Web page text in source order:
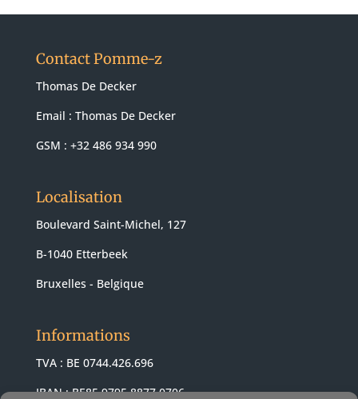
Contact Pomme-z
Thomas De Decker
Email : Thomas De Decker
GSM : +32 486 934 990
Localisation
Boulevard Saint-Michel, 127
B-1040 Etterbeek
Bruxelles - Belgique
Informations
TVA : BE 0744.426.696
IBAN : BE85 9795 8877 0706